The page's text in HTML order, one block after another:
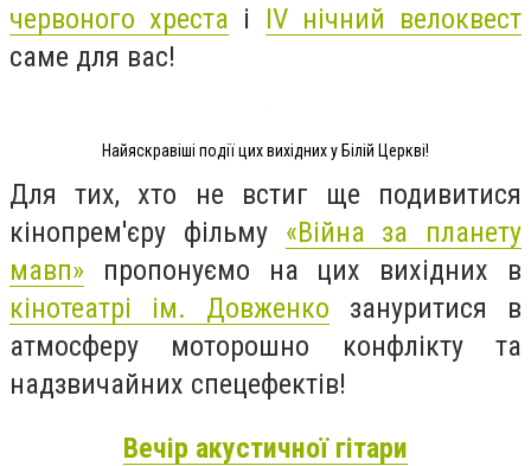
червоного хреста і IV нічний велоквест
саме для вас!
Найяскравіші події цих вихідних у Білій Церкві!
Для тих, хто не встиг ще подивитися
кінопрем'єру фільму «Війна за планету
мавп» пропонуємо на цих вихідних в
кінотеатрі ім. Довженко зануритися в
атмосферу моторошно конфлікту та
надзвичайних спецефектів!
Вечір акустичної гітари